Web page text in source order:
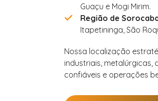
Guaçu e Mogi Mirim.
Região de
Itapetininga, São
Nossa localização
industriais, metalúrgicas,
confiáveis e operações